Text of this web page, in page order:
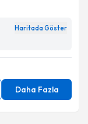
Haritada Göster
Daha Fazla